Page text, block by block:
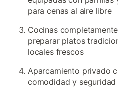
para cenas al aire libre
Cocinas
preparar platos
locales frescos
Aparcamiento privado
comodidad y